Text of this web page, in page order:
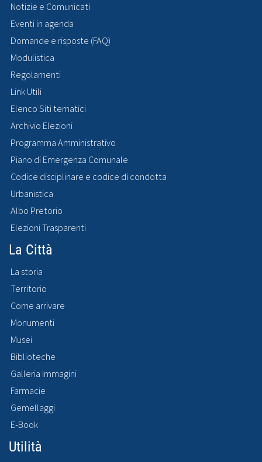
Notizie e Comunicati
Eventi in agenda
Domande e risposte (FAQ)
Modulistica
Regolamenti
Link Utili
Elenco Siti tematici
Archivio Elezioni
Programma Amministrativo
Piano di Emergenza Comunale
Codice disciplinare e codice di condotta
Urbanistica
Albo Pretorio
Elezioni Trasparenti
La Città
La storia
Territorio
Come arrivare
Monumenti
Musei
Biblioteche
Galleria Immagini
Farmacie
Gemellaggi
E-Book
Utilità